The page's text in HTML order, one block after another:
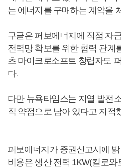
는 에너지를 구매하는 계약을
구글은 퍼보에너지에 직접 자
전력망 확보를 위한 협력 관계
츠 마이크로소프트 창립자도
다.
다만 뉴욕타임스는 지열 발전
직 약점으로 남아 있다고 지적
퍼보에너지가 증권신고서에
비용은 생산 전력 1KW(킬로와